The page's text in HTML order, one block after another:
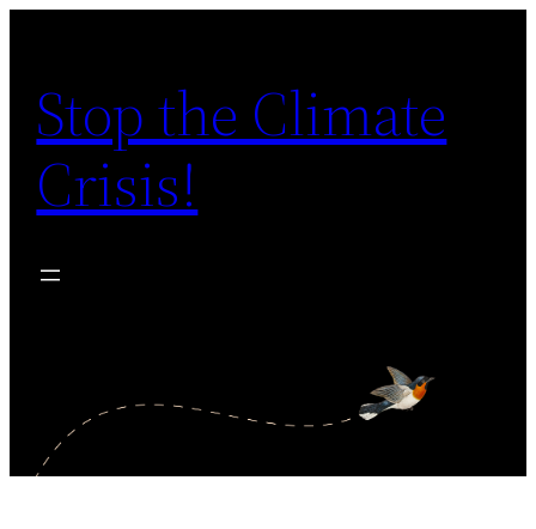
springen
Stop the Climate
Crisis!